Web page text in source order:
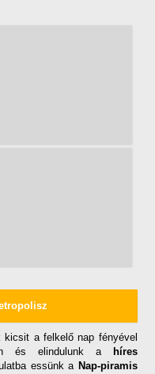
kicsit a felkelő nap fényével
és elindulunk a híres
essünk a Nap-piramis